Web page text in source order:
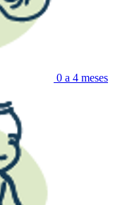
0 a 4 meses